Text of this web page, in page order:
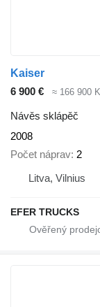
Kaiser
6 900 €
≈ 166 900
Návěs sklápěč
2008
Počet náprav 2
Litva, Vilnius
EFER TRUCKS